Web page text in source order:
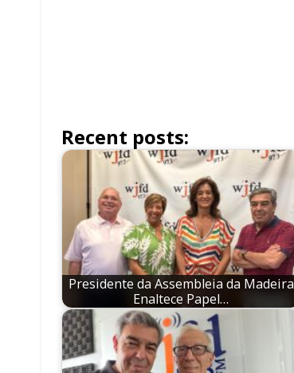
Recent posts:
Presidente da Assembleia da Madeira
Enaltece Papel…